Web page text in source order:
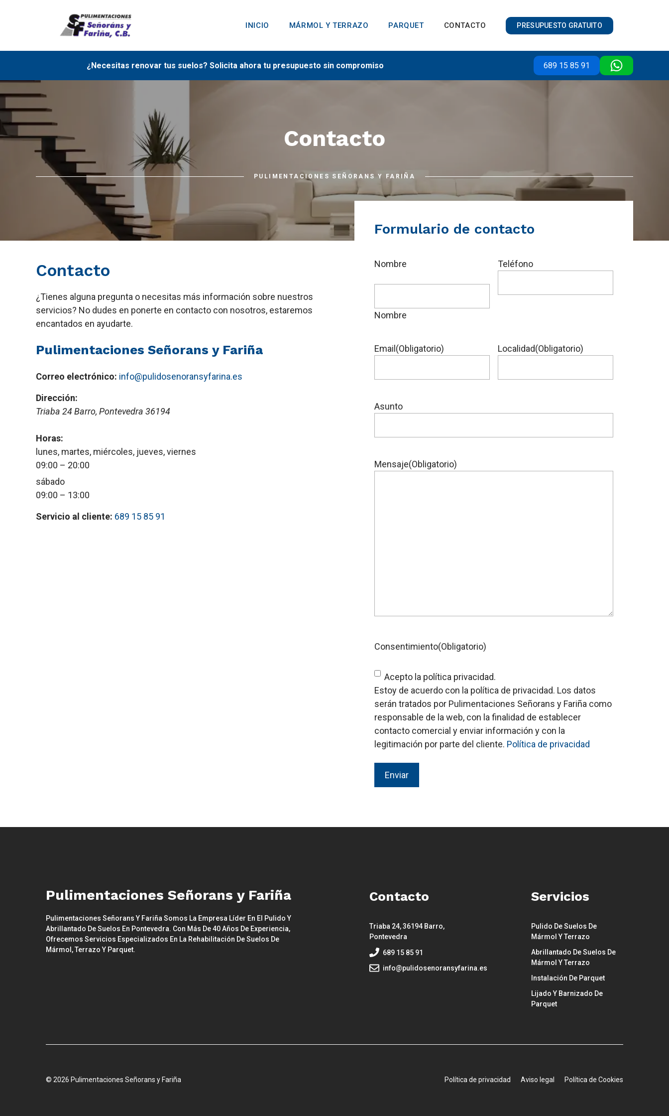
INICIO MÁRMOL Y TERRAZO PARQUET CONTACTO PRESUPUESTO GRATUITO
¿Necesitas renovar tus suelos? Solicita ahora tu presupuesto sin compromiso 689 15 85 91
Contacto
PULIMENTACIONES SEÑORANS Y FARIÑA
Contacto
¿Tienes alguna pregunta o necesitas más información sobre nuestros
servicios? No dudes en ponerte en contacto con nosotros, estaremos
encantados en ayudarte.
Pulimentaciones Señorans y Fariña
Correo electrónico: info@pulidosenoransyfarina.es
Dirección:
Triaba 24Barro, Pontevedra 36194
Horas:
lunes, martes, miércoles, jueves, viernes
09:00 – 20:00
sábado
09:00 – 13:00
Servicio al cliente: 689 15 85 91
Formulario de contacto
Nombre
Nombre
Teléfono
Email (Obligatorio) Localidad(Obligatorio)
Asunto
Mensaje(Obligatorio)
Consentimiento(Obligatorio)
Acepto la política privacidad.
Estoy de acuerdo con la política de privacidad. Los datos
serán tratados por Pulimentaciones Señorans y Fariña como
responsable de la web, con la finalidad de establecer
contacto comercial y enviar información y con la
legitimación por parte del cliente. Política de privacidad
Pulimentaciones Señorans y Fariña
Pulimentaciones Señorans Y Fariña Somos La Empresa Líder En El Pulido Y
Abrillantado De Suelos En Pontevedra. Con Más De 40 Años De Experiencia,
Ofrecemos Servicios Especializados En La Rehabilitación De Suelos De
Mármol, Terrazo Y Parquet.
Contacto
Triaba 24, 36194 Barro,
Pontevedra
689 15 85 91
info@pulidosenoransyfarina.es
Servicios
Pulido De Suelos De
Mármol Y Terrazo
Abrillantado De Suelos De
Mármol Y Terrazo
Instalación De Parquet
Lijado Y Barnizado De
Parquet
© 2026 Pulimentaciones Señorans y Fariña Política de privacidad Aviso legal Política de Cookies